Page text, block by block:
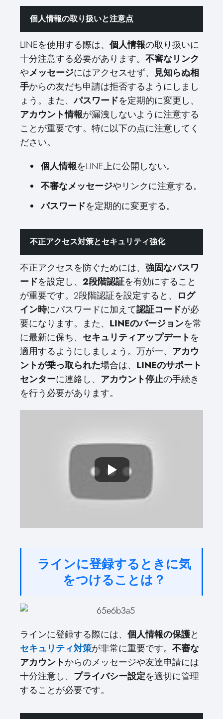
個人情報の取り扱いと注意点
LINEを使用する際は、 個人情報の取り扱いに
十分注意する必要があります。 不審なリンク
やメッセージにはアクセスせず、 見知らぬ相
手からの友だち申請は拒否するようにしまし
ょう。また、パスワードを定期的に変更し、
アカウント情報が漏洩しないように注意する
ことが重要です。特に以下の点に注意してく
ださい。
個人情報をLINE上に公開しない。
不審なメッセージやリンクに注意する。
パスワードを定期的に変更する。
不正アクセス対策とセキュリティ強化
不正アクセスを防ぐためには、 強固なパスワ
ードを設定し、 2段階認証を有効にすること
が重要です。2段階認証を設定すると、
ログ
イン時にパスワードに加えて認証コードが必
要になります。また、 LINEのバージョンを常
に最新に保ち、 セキュリティアップデートを
適用するようにしましょう。万が一、 アカウ
ントが乗っ取られた場合は、 LINEのサポート
センターに連絡し、 アカウント停止の手続き
を行う必要があります。
ラインに登録するときに気
をつけることは？
ラインに登録する際には、 個人情報の保護と
セキュリティ対策が非常に重要です。 不審な
アカウントからのメッセージや友達申請には
十分注意し、 プライバシー設定を適切に管理
することが必要です。